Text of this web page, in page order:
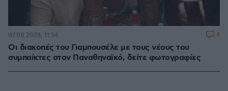
Οι διακοπές του Γιαμπουσέλε με τους νέους του
συμπαίκτες στον Παναθηναϊκό, δείτε φωτογραφίες
07.08.2026, 11:54 4